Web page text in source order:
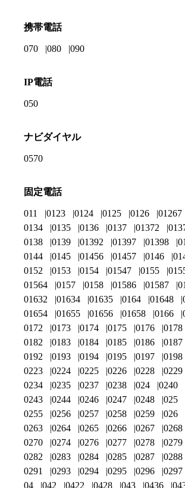
携帯電話
070 080 090
IP電話
050
ナビダイヤル
0570
固定電話
011 0123 0124 0125 0126 01267
0134
0135 0136 0137 01372
0138
0139 01392 01397 01398
0144
0145 01456 01457 0146
0152
0153 0154 01547 0155
01564
0157 0158 01586 01587
01632
01634 01635 0164 01648
01654
01655 01656 01658 0166
0172
0173 0174 0175 0176 0178
0182
0183 0184 0185 0186 0187
0192
0193 0194 0195 0197 0198
0223
0224 0225 0226 0228 0229
0234
0235 0237 0238 024 0240
0243
0244 0246 0247 0248 025
0255
0256 0257 0258 0259 026
0263
0264 0265 0266 0267 0268
0270
0274 0276 0277 0278 0279
0282
0283 0284 0285 0287 0288
0291
0293 0294 0295 0296 0297
04
042 0422 0428 043 0436